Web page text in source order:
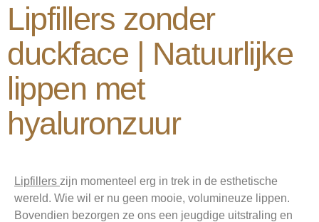
Lipfillers zonder
duckface | Natuurlijke
lippen met
hyaluronzuur
Lipfillers zijn momenteel erg in trek in de esthetische
wereld. Wie wil er nu geen mooie, volumineuze lippen.
Bovendien bezorgen ze ons een jeugdige uitstraling en